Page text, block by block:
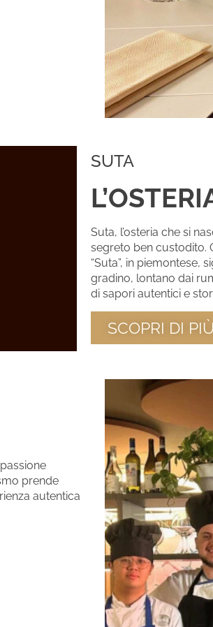
SUTA
Suta, l’osteria che si
segreto ben custodito.
“Suta”, in piemontese,
gradino, lontano dai
di sapori autentici e
SCOPRI DI PIÙ
prende
autentica